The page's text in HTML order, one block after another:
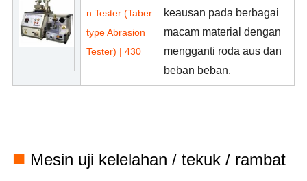
n Tester (Taber
type Abrasion
Tester) | 430
keausan pada berbagai
macam material dengan
mengganti roda aus dan
beban beban.
■ Mesin uji kelelahan / tekuk / rambat